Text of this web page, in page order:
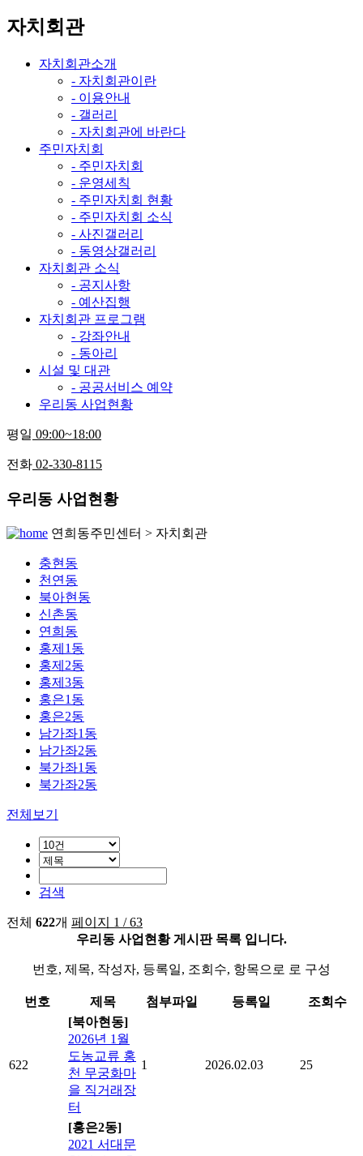
자치회관
자치회관소개
- 자치회관이란
- 이용안내
- 갤러리
- 자치회관에 바란다
주민자치회
- 주민자치회
- 운영세칙
- 주민자치회 현황
- 주민자치회 소식
- 사진갤러리
- 동영상갤러리
자치회관 소식
- 공지사항
- 예산집행
자치회관 프로그램
- 강좌안내
- 동아리
시설 및 대관
- 공공서비스 예약
우리동 사업현황
평일 09:00~18:00
전화 02-330-8115
우리동 사업현황
연희동주민센터 > 자치회관
충현동
천연동
북아현동
신촌동
연희동
홍제1동
홍제2동
홍제3동
홍은1동
홍은2동
남가좌1동
남가좌2동
북가좌1동
북가좌2동
전체보기
검색
전체 622개 페이지 1 / 63
우리동 사업현황 게시판 목록 입니다.
번호, 제목, 작성자, 등록일, 조회수, 항목으로 로 구성
번호 제목 첨부파일 등록일 조회수
622
[북아현동]
2026년 1월
도농교류 홍
천 무궁화마
을 직거래장
터
1 2026.02.03 25
[홍은2동]
2021 서대문